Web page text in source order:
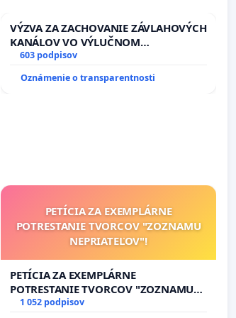
VÝZVA ZA ZACHOVANIE ZÁVLAHOVÝCH
KANÁLOV VO VÝLUČNOM
VLASTNÍCTVE A POD KONTROLOU
riešenie zanedbaného stavu
603 podpisov
Oznámenie o transparentnosti
PETÍCIA ZA EXEMPLÁRNE
POTRESTANIE TVORCOV "ZOZNAMU
NEPRIATEĽOV"!
PETÍCIA ZA EXEMPLÁRNE
POTRESTANIE TVORCOV "ZOZNAMU
NEPRIATEĽOV"!
1 052 podpisov